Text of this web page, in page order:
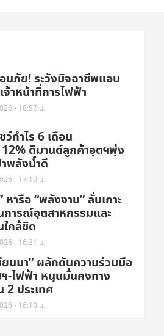
นภัย! ระวังมิจฉาชีพแอบ
จ้าหน้าที่การไฟฟ้า
- 18:57 น.
ว์กำไร 6 เดือน
ดีมานด์ลูกค้าอุตฯพุ่ง
พลังน้ำดี
- 17:10 น.
หารือ “พลังงาน” ลั่นเกาะ
การณ์อุตสาหกรรมและ
กล้ชิด
- 16:31 น.
ยนมา” ผลักดันความร่วมมือ
-ไฟฟ้า หนุนมั่นคงทาง
2 ประเทศ
- 16:10 น.